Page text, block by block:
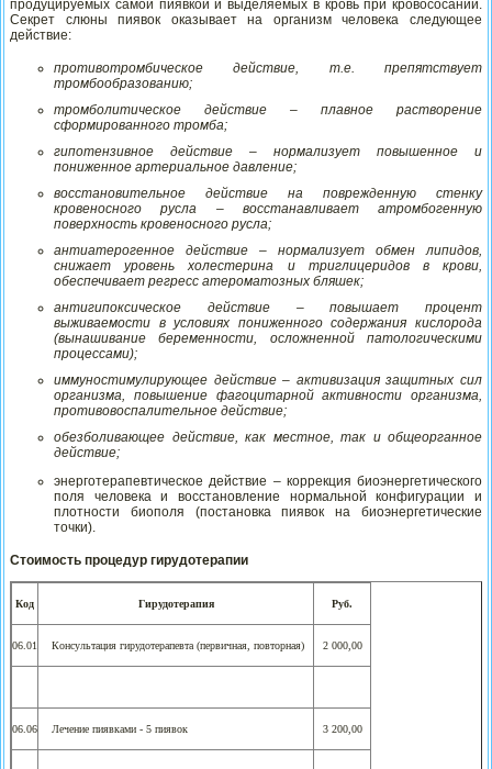
продуцируемых самой пиявкой и выделяемых в кровь при кровососании.
Секрет слюны пиявок оказывает на организм человека следующее
действие:
противотромбическое действие, т.е. препятствует
тромбообразованию;
тромболитическое действие – плавное растворение
сформированного тромба;
гипотензивное действие – нормализует повышенное и
пониженное артериальное давление;
восстановительное действие на поврежденную стенку
кровеносного русла – восстанавливает атромбогенную
поверхность кровеносного русла;
антиатерогенное действие – нормализует обмен липидов,
снижает уровень холестерина и триглицеридов в крови,
обеспечивает регресс атероматозных бляшек;
антигипоксическое действие – повышает процент
выживаемости в условиях пониженного содержания кислорода
(вынашивание беременности, осложненной патологическими
процессами);
иммуностимулирующее действие – активизация защитных сил
организма, повышение фагоцитарной активности организма,
противовоспалительное действие;
обезболивающее действие, как местное, так и общеорганное
действие;
энерготерапевтическое действие – коррекция биоэнергетического
поля человека и восстановление нормальной конфигурации и
плотности биополя (постановка пиявок на биоэнергетические
точки).
Стоимость процедур гирудотерапии
Код Гирудотерапия Руб.
06.01 Консультация гирудотерапевта (первичная, повторная) 2 000,00
06.06 Лечение пиявками - 5 пиявок 3 200,00